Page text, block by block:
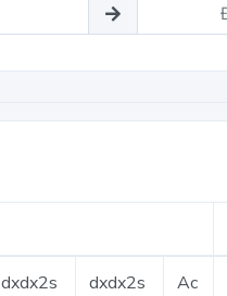
dxdx2s dxdx2s Ac